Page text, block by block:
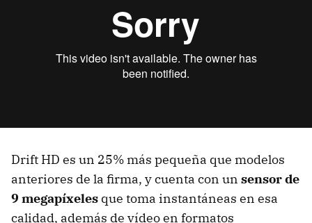
Drift HD es un 25% más pequeña que modelos
anteriores de la firma, y cuenta con un sensor de
9 megapíxeles que toma instantáneas en esa
calidad, además de vídeo en formatos